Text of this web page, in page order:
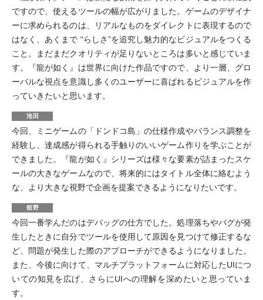
ですので、使えるツールの幅が広がりました。ゲームのデザイナ
ーに求められるのは、リアルなものをダイレクトに表現するので
はなく、あくまで “らしさ”を追究し魅力的なビジュアルをつくる
こと。まだまだクオリティが足りないところは多いと感じていま
す。『龍が如く』は世界に向けた作品ですので、より一層、グロ
ーバルな視点を意識し多くのユーザーに喜ばれるビジュアルを作
っていきたいと思います。
池田
今回、ミニゲームの「ドンドコ島」の仕様作成やバランス調整を
経験し、達成感が得られる手触りのいいゲーム作りを学ぶことが
できました。『龍が如く』シリーズは様々な要素が詰まったスケ
ールの大きなゲームなので、将来的にはタイトル全体に絡むよう
な、より大きな視野で企画を提案できるようになりたいです。
舘野
今回一番学んだのはデバッグの仕方でした。処理落ちやバグが発
生したときに自分でツールを使用して原因を見つけて修正するな
ど、問題が発生した際のアプローチができるようになりました。
また、今後に向けて、マルチプラットフォームに対応したUIにつ
いての知見を広げ、さらにUIへの理解を深めたいと思っていま
す。